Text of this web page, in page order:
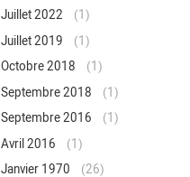
Juillet 2022
(1)
Juillet 2019
(1)
Octobre 2018
(1)
Septembre 2018
(1)
Septembre 2016
(1)
Avril 2016
(1)
Janvier 1970
(26)